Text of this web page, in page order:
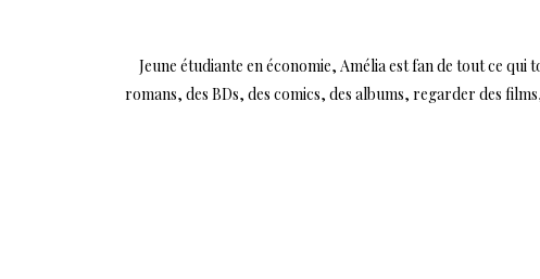
Jeune étudiante en économie, Amélia est fan de tout ce
romans, des BDs, des comics, des albums, regarder des